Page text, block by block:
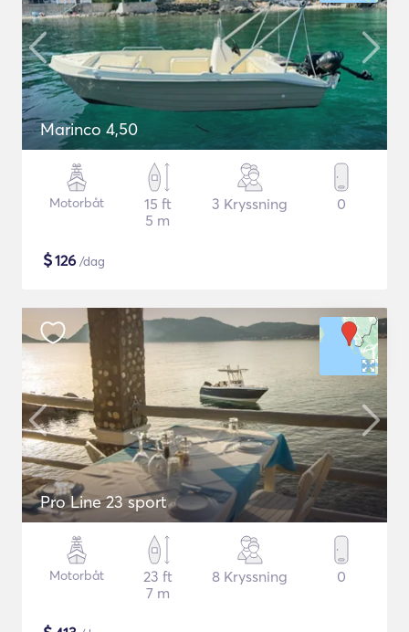
Marinco 4,50
Motorbåt
15 ft
5 m
3 Kryssning 0
$126 /dag
Pro Line 23 sport
Motorbåt
23 ft
7 m
8 Kryssning 0